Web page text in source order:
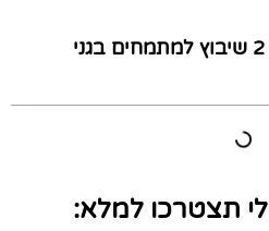
ראשי פרקים של טופס 2 שיבוץ למתמחים בגני
תצטרכו למלא: